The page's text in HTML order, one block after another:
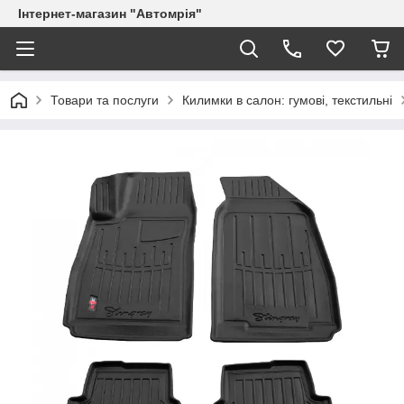
Інтернет-магазин "Автомрія"
Товари та послуги Килимки в салон: гумові, текстильні